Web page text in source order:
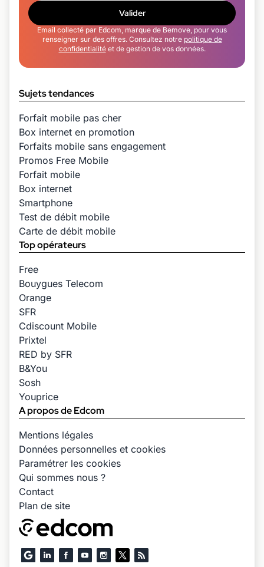
Valider
Email collecté par Edcom, marque de Bemove, pour vous
renseigner sur des offres. Consultez notre politique de
confidentialitéet de gestion de vos données.
Sujets tendances
Forfait mobile pas cher
Box internet en promotion
Forfaits mobile sans engagement
Promos Free Mobile
Forfait mobile
Box internet
Smartphone
Test de débit mobile
Carte de débit mobile
Top opérateurs
Free
Bouygues Telecom
Orange
SFR
Cdiscount Mobile
Prixtel
RED by SFR
B&You
Sosh
Youprice
A propos de Edcom
Mentions légales
Données personnelles et cookies
Paramétrer les cookies
Qui sommes nous ?
Contact
Plan de site